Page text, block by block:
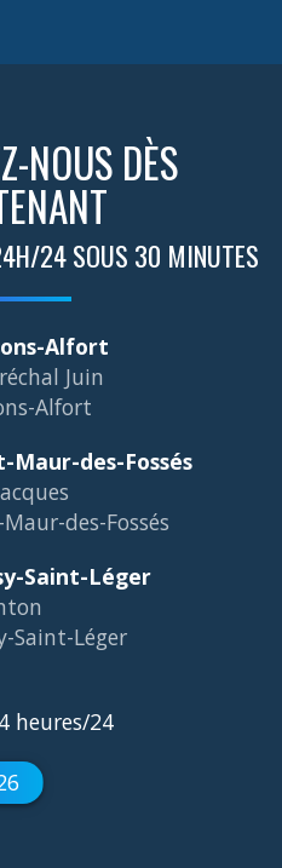
NOUS DÈS
24 SOUS 30 MINUTES
Alfort
Juin
Alfort
Maur-des-Fossés
des-Fossés
Saint-Léger
Saint-Léger
heures/24